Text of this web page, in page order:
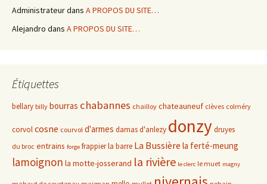
Administrateurdans A PROPOS DU SITE…
Alejandro dans A PROPOS DU SITE…
Étiquettes
bellary billy bourras chabannes chailloy chateauneuf clèves colméry
corvolcosne courvol d'armes damas d'anlezy donzydruyes
du broc entrains forge frappierla barre La Bussière la ferté-meung
lamoignon la motte-josserand la rivière le clerc le muet magny